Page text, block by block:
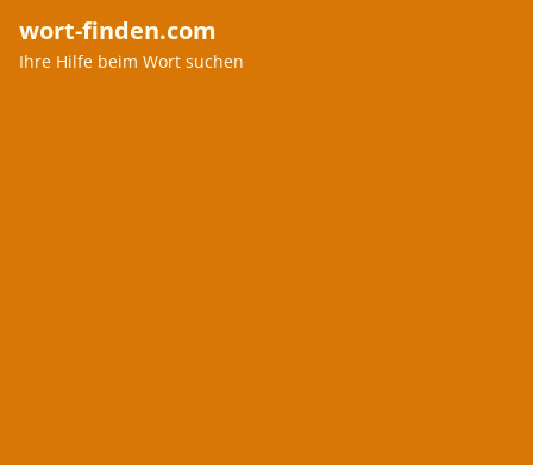
wort-finden.com
Ihre Hilfe beim Wort suchen